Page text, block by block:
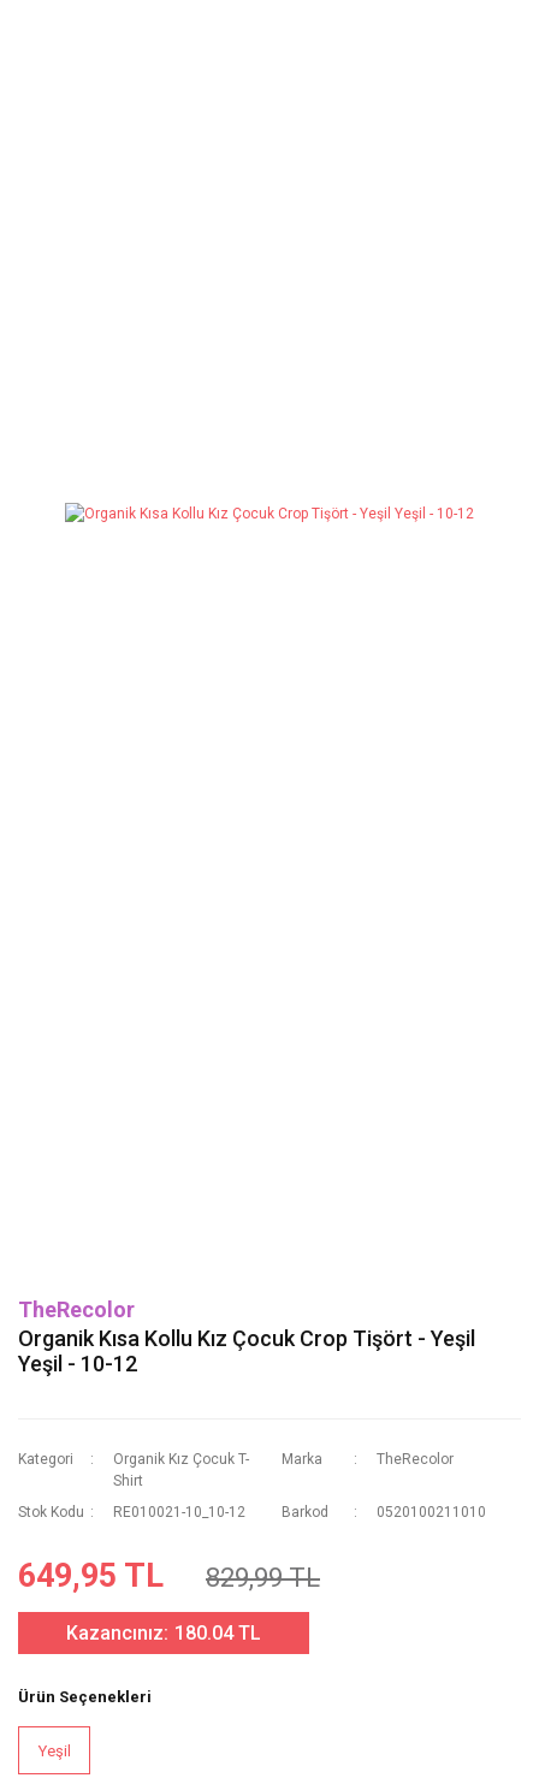
TheRecolor
Organik Kısa Kollu Kız Çocuk Crop Tişört - Yeşil
Yeşil - 10-12
Kategori
Organik Kız Çocuk T-
Shirt
Marka TheRecolor
Stok Kodu RE010021-10_10-12 Barkod 0520100211010
649,95 TL 829,99 TL
Kazancınız: 180.04 TL
Ürün Seçenekleri
Yeşil